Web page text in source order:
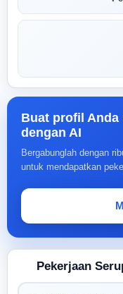
Buat profil
dengan AI
Bergabunglah dengan
untuk mendapatkan
Pekerjaan